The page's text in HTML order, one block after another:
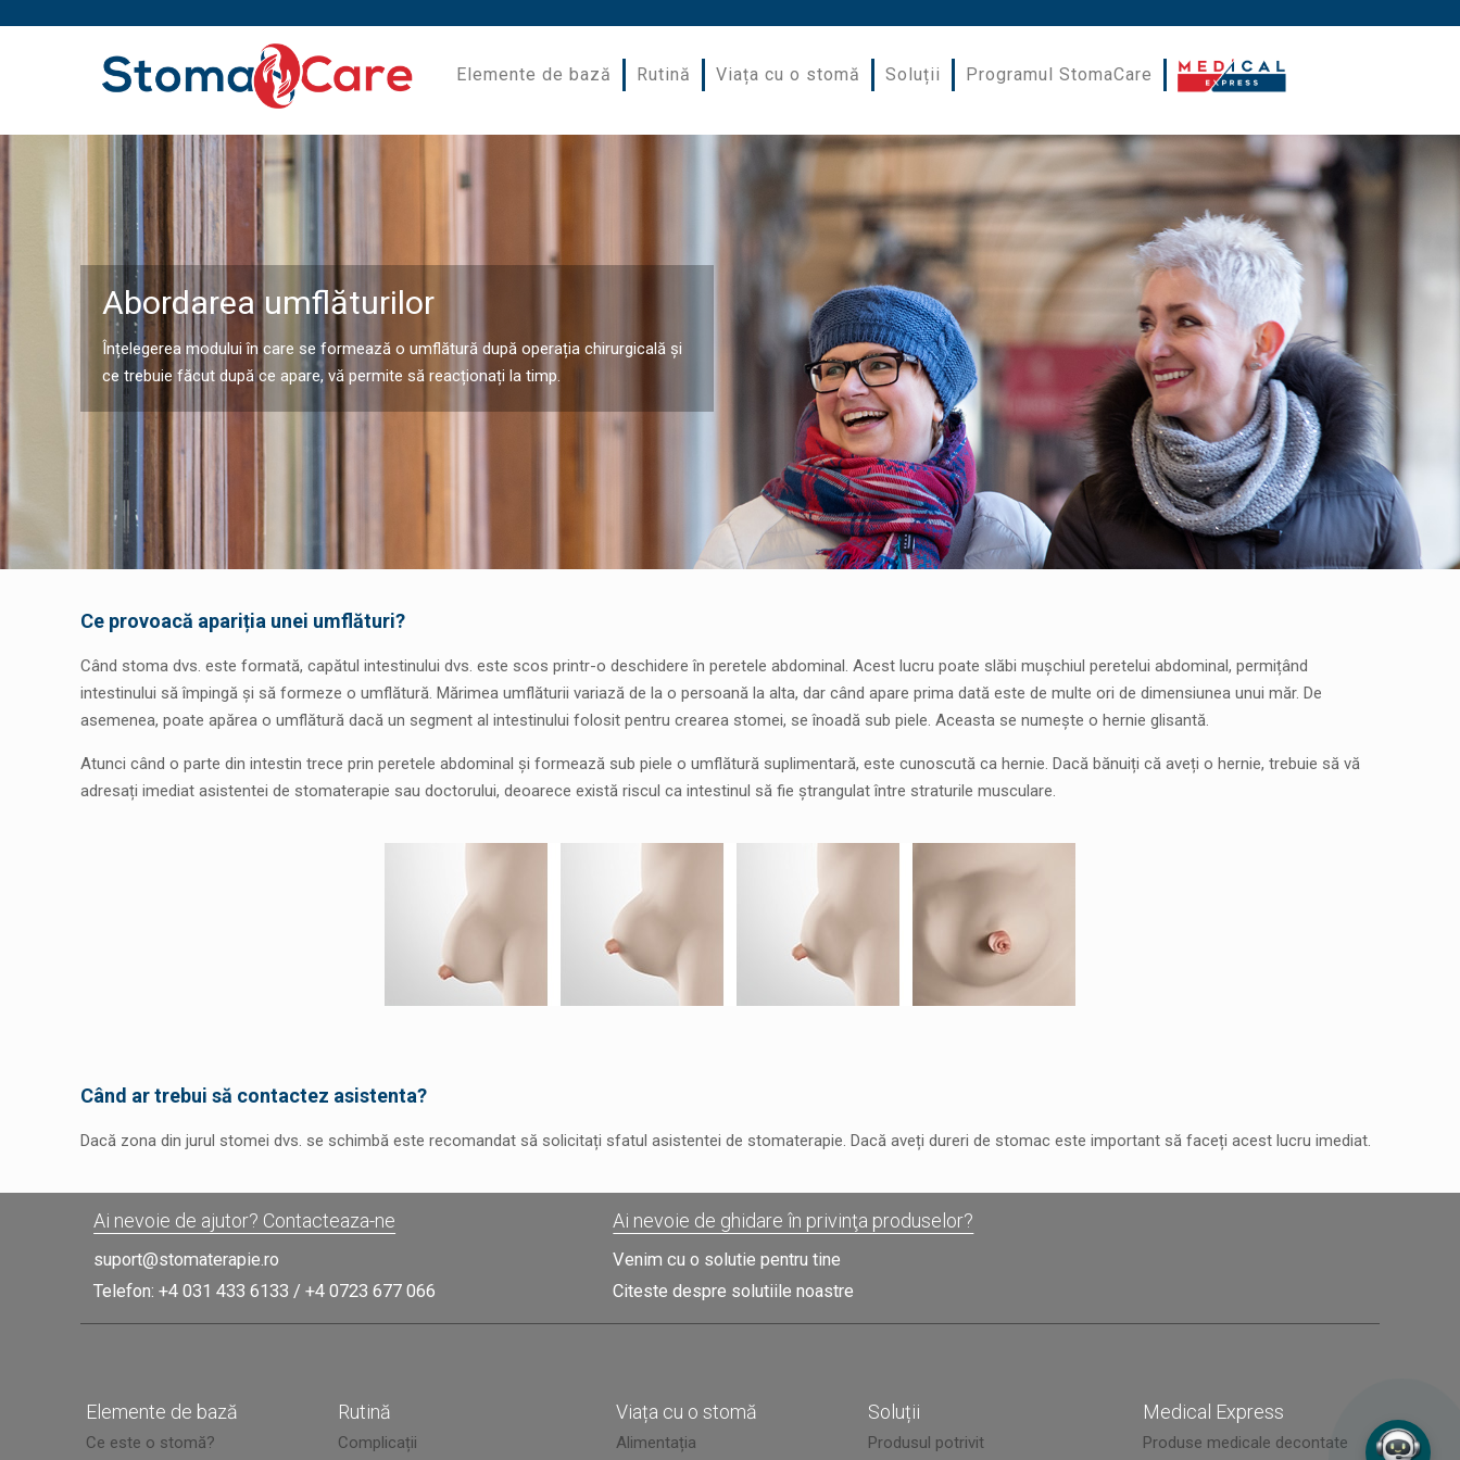
Elemente de bază Rutină Viața cu o stomă Soluții Programul StomaCare
Abordarea umflăturilor
Înțelegerea modului în care se formează o umflătură după operația chirurgicală și
ce trebuie făcut după ce apare, vă permite să reacționați la timp.
Ce provoacă apariția unei umflături?
Când stoma dvs. este formată, capătul intestinului dvs. este scos printr-o deschidere în peretele abdominal. Acest lucru poate slăbi mușchiul peretelui abdominal, permițând
intestinului să împingă și să formeze o umflătură. Mărimea umflăturii variază de la o persoană la alta, dar când apare prima dată este de multe ori de dimensiunea unui măr. De
asemenea, poate apărea o umflătură dacă un segment al intestinului folosit pentru crearea stomei, se înoadă sub piele. Aceasta se numește o hernie glisantă.
Atunci când o parte din intestin trece prin peretele abdominal și formează sub piele o umflătură suplimentară, este cunoscută ca hernie. Dacă bănuiți că aveți o hernie, trebuie să vă
adresați imediat asistentei de stomaterapie sau doctorului, deoarece există riscul ca intestinul să fie ștrangulat între straturile musculare.
Când ar trebui să contactez asistenta?
Dacă zona din jurul stomei dvs. se schimbă este recomandat să solicitați sfatul asistentei de stomaterapie. Dacă aveți dureri de stomac este important să faceți acest lucru imediat.
Ai nevoie de ajutor? Contacteaza-ne
suport@stomaterapie.ro
Telefon:+4 031 433 6133 /+4 0723 677 066
Ai nevoie de ghidare în privinţa produselor?
Venim cu o solutie pentru tine
Citeste despre solutiile noastre
Elemente de bază
Ce este o stomă?
Rutină
Complicații
Viața cu o stomă
Alimentația
Soluții
Produsul potrivit
Medical Express
Produse medicale decontate